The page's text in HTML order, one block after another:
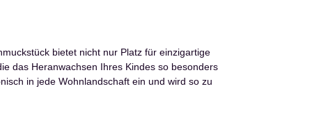
bietet nicht nur Platz für einzigartige
das Heranwachsen Ihres Kindes so besonders
in jede Wohnlandschaft ein und wird so zu